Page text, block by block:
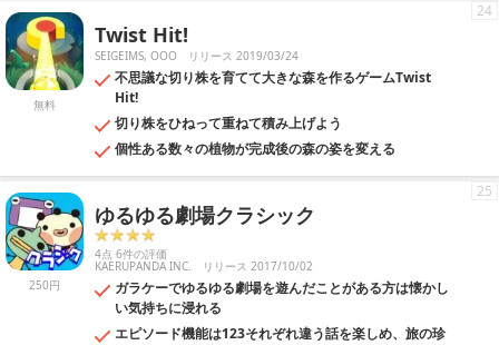
無料
Twist Hit!
SEIGEIMS, OOO リリース 2019/03/24
不思議な切り株を育てて大きな森を作るゲームTwist
Hit!
切り株をひねって重ねて積み上げよう
個性ある数々の植物が完成後の森の姿を変える
24
250円
ゆるゆる劇場クラシック
4点 6件の評価
KAERUPANDA INC. リリース 2017/10/02
ガラケーでゆるゆる劇場を遊んだことがある方は懐かし
い気持ちに浸れる
エピソード機能は123それぞれ違う話を楽しめ、旅の珍
25